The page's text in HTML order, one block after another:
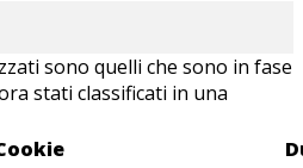
sono quelli che sono in fase
stati classificati in una